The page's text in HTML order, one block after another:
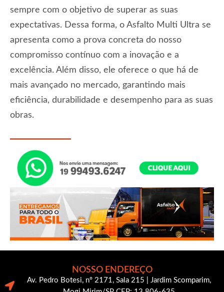
sempre com o objetivo de superar as suas
expectativas. Dessa forma, o Asfalto Multi Ultra se
apresenta como a prova concreta do nosso
compromisso contínuo com a inovação e a
excelência. Além disso, ele oferece o que há de
mais avançado no mercado, garantindo mais
eficiência, durabilidade e desempenho para as suas
obras.
NOSSO ENDEREÇO
Av. Pedro Botesi, nº 2171, Sala 215 | Jardim Scomparim,